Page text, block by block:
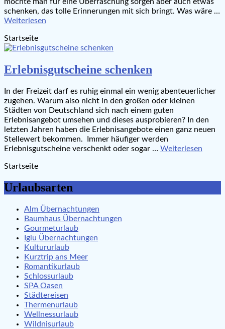
schenken, das tolle Erinnerungen mit sich bringt. Was wäre …
Weiterlesen
Startseite
Erlebnisgutscheine schenken
In der Freizeit darf es ruhig einmal ein wenig abenteuerlicher
zugehen. Warum also nicht in den großen oder kleinen
Städten von Deutschland sich nach einem guten
Erlebnisangebot umsehen und dieses ausprobieren? In den
letzten Jahren haben die Erlebnisangebote einen ganz neuen
Stellewert bekommen. Immer häufiger werden
Erlebnisgutscheine verschenkt oder sogar … Weiterlesen
Startseite
Urlaubsarten
Alm Übernachtungen
Baumhaus Übernachtungen
Gourmeturlaub
Iglu Übernachtungen
Kultururlaub
Kurztrip ans Meer
Romantikurlaub
Schlossurlaub
SPA Oasen
Städtereisen
Thermenurlaub
Wellnessurlaub
Wildnisurlaub